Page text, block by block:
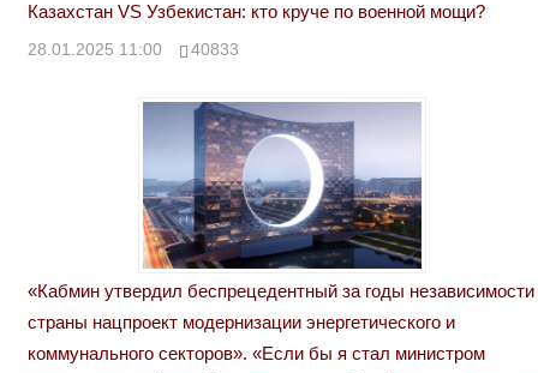
Казахстан VS Узбекистан: кто круче по военной мощи?
28.01.2025 11:00 40833
«Кабмин утвердил беспрецедентный за годы независимости
страны нацпроект модернизации энергетического и
коммунального секторов». «Если бы я стал министром